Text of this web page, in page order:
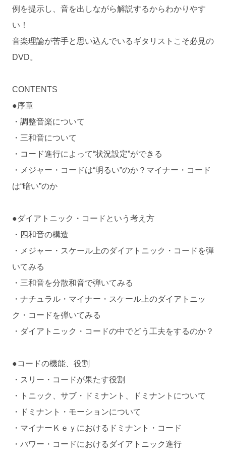
例を提示し、音を出しながら解説するからわかりやす
い！
音楽理論が苦手と思い込んでいるギタリストこそ必見の
DVD。
CONTENTS
●序章
・調整音楽について
・三和音について
・コード進行によって“状況設定”ができる
・メジャー・コードは“明るい”のか？マイナー・コード
は“暗い”のか
●ダイアトニック・コードという考え方
・四和音の構造
・メジャー・スケール上のダイアトニック・コードを弾
いてみる
・三和音を分散和音で弾いてみる
・ナチュラル・マイナー・スケール上のダイアトニッ
ク・コードを弾いてみる
・ダイアトニック・コードの中でどう工夫をするのか？
●コードの機能、役割
・スリー・コードが果たす役割
・トニック、サブ・ドミナント、ドミナントについて
・ドミナント・モーションについて
・マイナーＫｅｙにおけるドミナント・コード
・パワー・コードにおけるダイアトニック進行